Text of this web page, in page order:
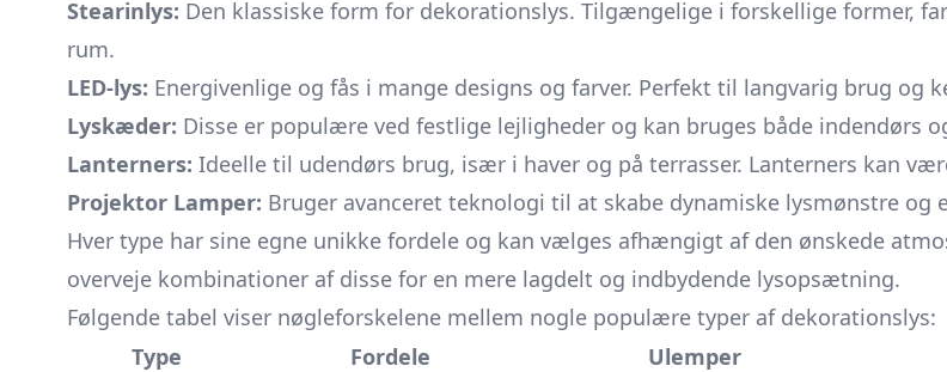
Stearinlys: Den klassiske form for dekorationslys. Tilgængelige i forskellige former,
rum.
LED-lys: Energivenlige og fås i mange designs og farver. Perfekt til langvarig brug og
Lyskæder: Disse er populære ved festlige lejligheder og kan bruges både indendørs
Lanterners: Ideelle til udendørs brug, især i haver og på terrasser. Lanterners kan
Projektor Lamper: Bruger avanceret teknologi til at skabe dynamiske lysmønstre og
Hver type har sine egne unikke fordele og kan vælges afhængigt af den ønskede
overveje kombinationer af disse for en mere lagdelt og indbydende lysopsætning.
Følgende tabel viser nøgleforskelene mellem nogle populære typer af dekorationslys:
Type
Fordele
Ulemper